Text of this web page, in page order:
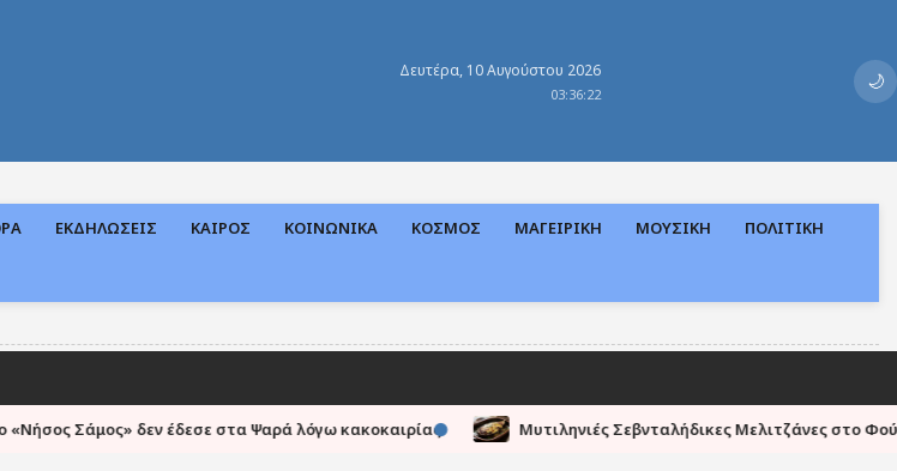
Δευτέρα, 10 Αυγούστου 2026
03:36:22
🌙
ΕΚΔΗΛΩΣΕΙΣ ΚΑΙΡΟΣ ΚΟΙΝΩΝΙΚΑ ΚΟΣΜΟΣ ΜΑΓΕΙΡΙΚΗ ΜΟΥΣΙΚΗ ΠΟΛΙΤΙΚΗ
έδεσε στα Ψαρά λόγω κακοκαιρίας.
● Μυτιληνιές Σεβνταλήδικες Μελιτζάνες στο Φούρνο
●